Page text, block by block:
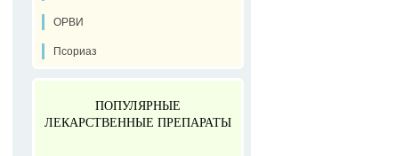
ОРВИ
Псориаз
ПОПУЛЯРНЫЕ
ЛЕКАРСТВЕННЫЕ ПРЕПАРАТЫ